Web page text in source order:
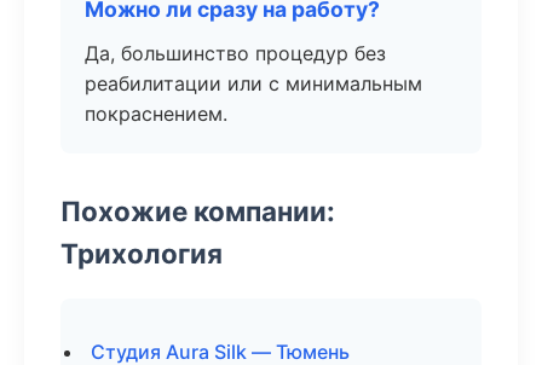
Можно ли сразу на работу?
Да, большинство процедур без
реабилитации или с минимальным
покраснением.
Похожие компании:
Трихология
Студия Aura Silk — Тюмень